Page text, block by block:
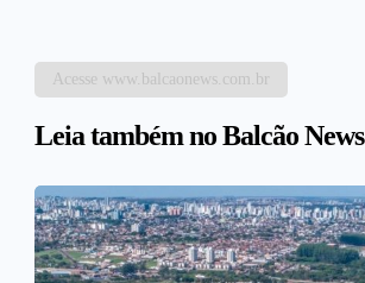
Acesse www.balcaonews.com.br
Leia também no Balcão News